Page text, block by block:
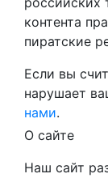
контента
пиратские
Если вы
нарушает
нами.
О сайте
Наш сайт